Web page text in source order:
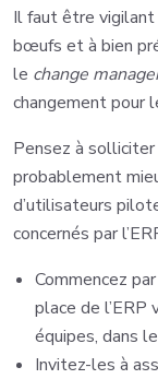
Il faut être vigilant
bœufs et à bien
le change
changement pour
Pensez à
probablement
d’utilisateurs
concernés par
Commencez
place de l’ERP
équipes, dans
Invitez-les à